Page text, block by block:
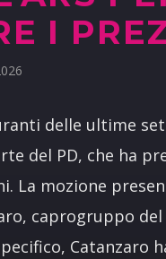
I
delle ultime
del PD, che ha
La mozione
caprogruppo
Catanzaro